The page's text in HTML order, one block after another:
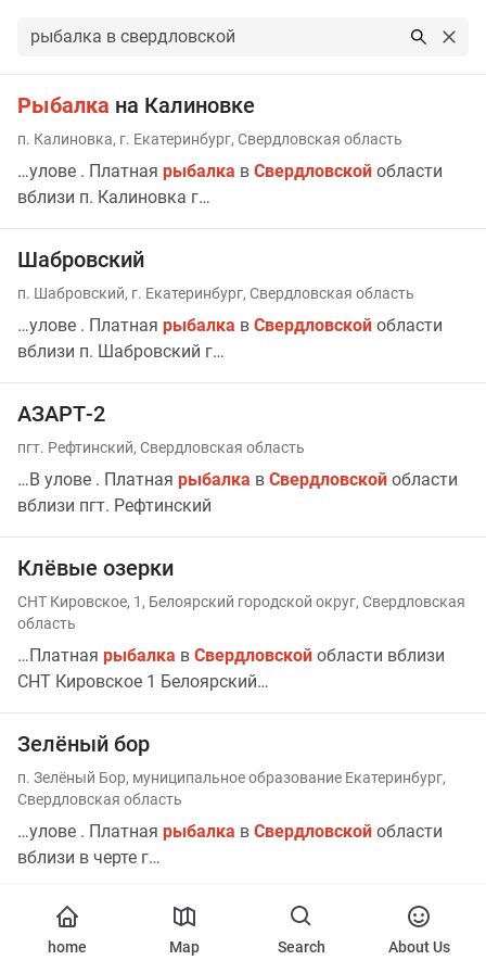
Рыбалка на Калиновке
п. Калиновка, г. Екатеринбург, Свердловская область
…улове . Платная рыбалка в Свердловской области
вблизи п. Калиновка г…
Шабровский
п. Шабровский, г. Екатеринбург, Свердловская область
…улове . Платная рыбалка в Свердловской области
вблизи п. Шабровский г…
АЗАРТ-2
пгт. Рефтинский, Свердловская область
…В улове . Платная рыбалка в Свердловской области
вблизи пгт. Рефтинский
Клёвые озерки
СНТ Кировское, 1, Белоярский городской округ, Свердловская
область
…Платная рыбалка в Свердловской области вблизи
СНТ Кировское 1 Белоярский…
Зелёный бор
п. Зелёный Бор, муниципальное образование Екатеринбург,
Свердловская область
…улове . Платная рыбалка в Свердловской области
вблизи в черте г…
Беловодье
home Map Search About Us